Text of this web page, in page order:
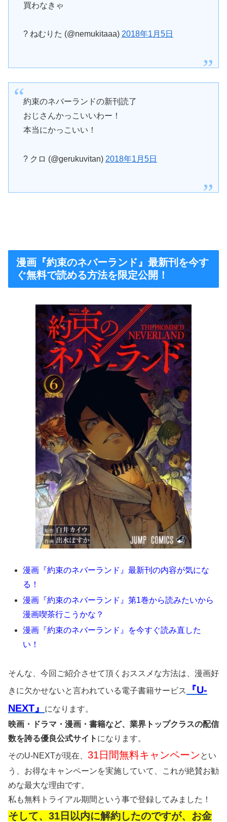
買わなきゃ
? ねむりた (@nemukitaaa) 2018年1月5日
約束のネバーランドの新刊読了
おじさんかっこいいわー！
本当にかっこいい！
? クロ (@gerukuvitan) 2018年1月5日
漫画『約束のネバーランド』最新刊を今す
ぐ無料で読める方法を限定公開！
漫画『約束のネバーランド』最新刊の内容が気にな
る！
漫画『約束のネバーランド』第1巻から読みたいから
漫画喫茶行こうかな？
漫画『約束のネバーランド』を今すぐ読み直した
い！
そんな、今回ご紹介させて頂くおススメな方法は、漫画好
きに欠かせないと言われている電子書籍サービス
『U-
NEXT』
になります。
映画・ドラマ・漫画・書籍など、業界トップクラスの配信
数を誇る優良公式サイト になります。
そのU-NEXTが現在、 31日間無料キャンペーンとい
う、お得なキャンペーンを実施していて、これが絶賛お勧
めな最大な理由です。
私も無料トライアル期間という事で登録してみました！
そして、31日以内に解約したのですが、お金